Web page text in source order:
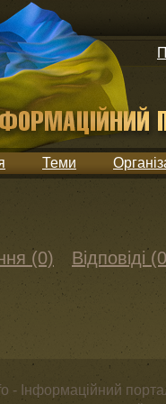
Теми
(0) Відповіді
- Інформаційний